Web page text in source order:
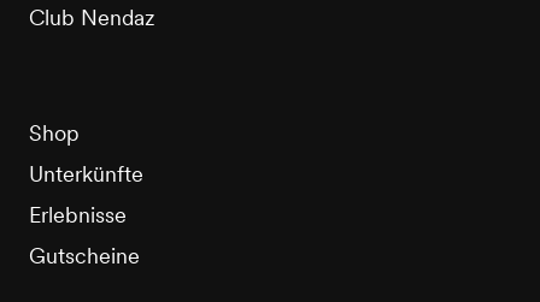
Club Nendaz
Shop
Unterkünfte
Erlebnisse
Gutscheine